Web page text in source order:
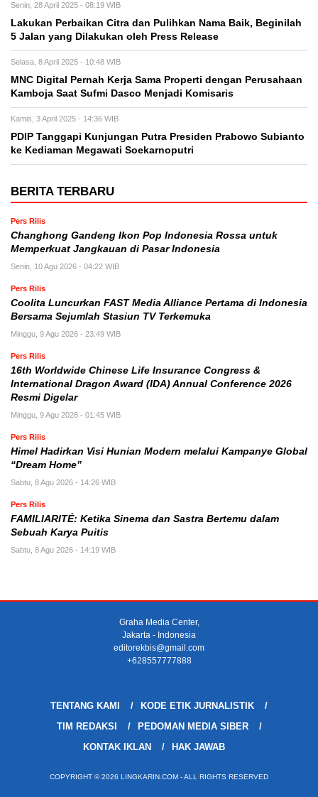
Senin, 28 April 2025 - 08:19 WIB
Lakukan Perbaikan Citra dan Pulihkan Nama Baik, Beginilah
5 Jalan yang Dilakukan oleh Press Release
Selasa, 8 April 2025 - 10:48 WIB
MNC Digital Pernah Kerja Sama Properti dengan Perusahaan
Kamboja Saat Sufmi Dasco Menjadi Komisaris
Kamis, 3 April 2025 - 14:36 WIB
PDIP Tanggapi Kunjungan Putra Presiden Prabowo Subianto
ke Kediaman Megawati Soekarnoputri
BERITA TERBARU
Pers Rilis
Changhong Gandeng Ikon Pop Indonesia Rossa untuk
Memperkuat Jangkauan di Pasar Indonesia
Senin, 10 Agu 2026 - 04:22 WIB
Pers Rilis
Coolita Luncurkan FAST Media Alliance Pertama di Indonesia
Bersama Sejumlah Stasiun TV Terkemuka
Minggu, 9 Agu 2026 - 23:49 WIB
Pers Rilis
16th Worldwide Chinese Life Insurance Congress &
International Dragon Award (IDA) Annual Conference 2026
Resmi Digelar
Minggu, 9 Agu 2026 - 01:45 WIB
Pers Rilis
Himel Hadirkan Visi Hunian Modern melalui Kampanye Global
“Dream Home”
Sabtu, 8 Agu 2026 - 14:26 WIB
Pers Rilis
FAMILIARITÉ: Ketika Sinema dan Sastra Bertemu dalam
Sebuah Karya Puitis
Sabtu, 8 Agu 2026 - 14:19 WIB
Graha Media Center,
Jakarta - Indonesia
editorekbis@gmail.com
+628557777888
TENTANG KAMI
KODE ETIK JURNALISTIK
TIM REDAKSI
PEDOMAN MEDIA SIBER
KONTAK IKLAN
HAK JAWAB
COPYRIGHT © 2026 LINGKARIN.COM - ALL RIGHTS RESERVED